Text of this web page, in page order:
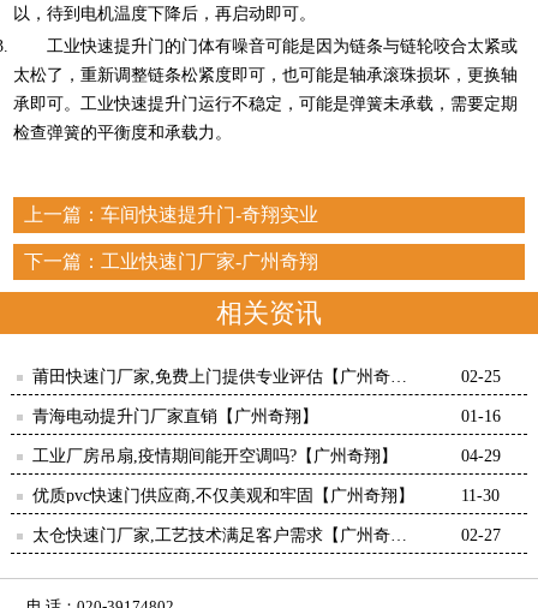
以，待到电机温度下降后，再启动即可。
工业快速提升门的门体有噪音可能是因为链条与链轮咬合太紧或
太松了，重新调整链条松紧度即可，也可能是轴承滚珠损坏，更换轴
承即可。工业快速提升门运行不稳定，可能是弹簧未承载，需要定期
检查弹簧的平衡度和承载力。
上一篇： 车间快速提升门-奇翔实业
下一篇： 工业快速门厂家-广州奇翔
相关资讯
莆田快速门厂家,免费上门提供专业评估【广州奇
翔】
02-25
青海电动提升门厂家直销【广州奇翔】 01-16
工业厂房吊扇,疫情期间能开空调吗?【广州奇翔】 04-29
优质pvc快速门供应商,不仅美观和牢固【广州奇翔】 11-30
太仓快速门厂家,工艺技术满足客户需求【广州奇
02-27